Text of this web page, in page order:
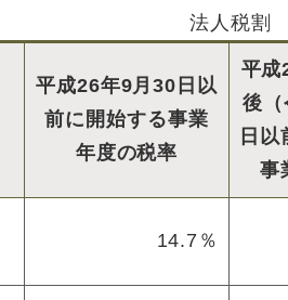
法人税割
平成26年9月30日以
前に開始する事業
年度の税率
平成
後（
日
事
14.7％